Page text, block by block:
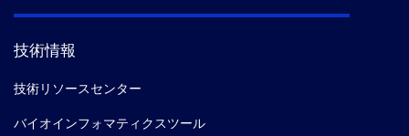
技術情報
技術リソースセンター
バイオインフォマティクスツール